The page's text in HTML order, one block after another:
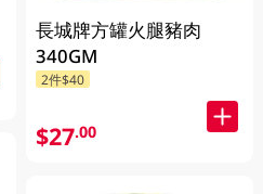
長城牌方罐火腿豬肉
340GM
2件$40
$27.00